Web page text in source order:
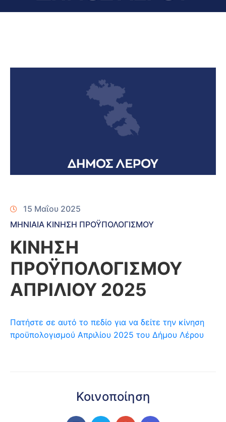
15 Μαΐου 2025
ΜΗΝΙΑΙΑ ΚΙΝΗΣΗ ΠΡΟΫΠΟΛΟΓΙΣΜΟΥ
ΚΙΝΗΣΗ
ΠΡΟΫΠΟΛΟΓΙΣΜΟΥ
ΑΠΡΙΛΙΟΥ 2025
Πατήστε σε αυτό το πεδίο για να δείτε την κίνηση
προϋπολογισμού Απριλίου 2025 του Δήμου Λέρου
Κοινοποίηση